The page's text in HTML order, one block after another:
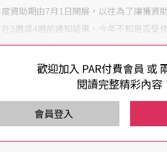
資助期由7月1日開展，以往為了讓獲資
3週或4週前通知結果，今年不知是否受
獲任何有關資助結果的消息，加上政府
濟下行和國際政治局勢不定），早前由政
型資助藝團的不安全感更是強烈。
日分別收到通知，本年度有不少藝團受
團體不獲資助，另外有兩個劇團則由獲3
」、「劇場空間」等都保留在2年資助的
歡迎加入 PAR付費會員 或
閱讀完整精彩內容
會員登入